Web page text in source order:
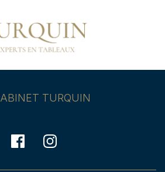
TURQUIN